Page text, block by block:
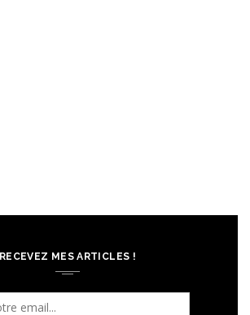
RECEVEZ MES ARTICLES !